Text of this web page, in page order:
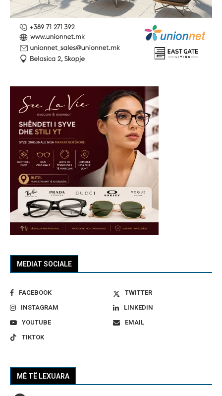
MEDIAT SOCIALE
FACEBOOK
TWITTER
INSTAGRAM
LINKEDIN
YOUTUBE
EMAIL
TIKTOK
MË TË LEXUARA